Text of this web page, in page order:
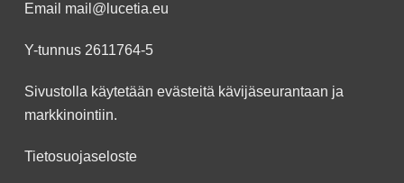
Email mail@lucetia.eu
Y-tunnus 2611764-5
Sivustolla käytetään evästeitä kävijäseurantaan ja
markkinointiin.
Tietosuojaseloste